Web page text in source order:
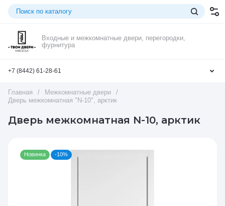
Входные и межкомнатные двери, перегородки,
фурнитура
+7 (8442) 61-28-61
Главная / Межкомнатные двери
/
Дверь межкомнатная "N-10", арктик
Дверь межкомнатная N-10, арктик
Новинка -10%